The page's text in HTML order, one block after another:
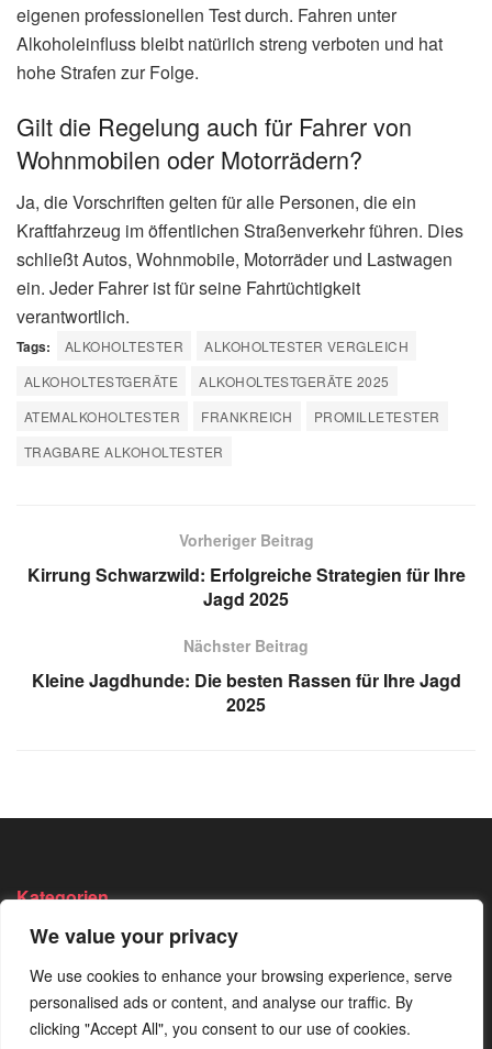
We value your privacy
We use cookies to enhance your browsing experience, serve
personalised ads or content, and analyse our traffic. By
clicking "Accept All", you consent to our use of cookies.
eigenen professionellen Test durch. Fahren unter
Alkoholeinfluss bleibt natürlich streng verboten und hat
hohe Strafen zur Folge.
Gilt die Regelung auch für Fahrer von
Wohnmobilen oder Motorrädern?
Ja, die Vorschriften gelten für alle Personen, die ein
Kraftfahrzeug im öffentlichen Straßenverkehr führen. Dies
schließt Autos, Wohnmobile, Motorräder und Lastwagen
ein. Jeder Fahrer ist für seine Fahrtüchtigkeit
verantwortlich.
Tags: ALKOHOLTESTER
ALKOHOLTESTER VERGLEICH
ALKOHOLTESTGERÄTE
ALKOHOLTESTGERÄTE 2025
ATEMALKOHOLTESTER
FRANKREICH
PROMILLETESTER
TRAGBARE ALKOHOLTESTER
Vorheriger Beitrag
Kirrung Schwarzwild: Erfolgreiche Strategien für Ihre
Jagd 2025
Nächster Beitrag
Kleine Jagdhunde: Die besten Rassen für Ihre Jagd
2025
Kategorien
Angeln
Bushcraft
Camping
Jagen
Survival
Trekking
Von Der
Redaktion
Wissen